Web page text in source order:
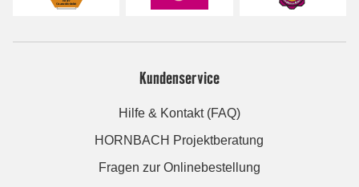
Kundenservice
Hilfe & Kontakt (FAQ)
HORNBACH Projektberatung
Fragen zur Onlinebestellung